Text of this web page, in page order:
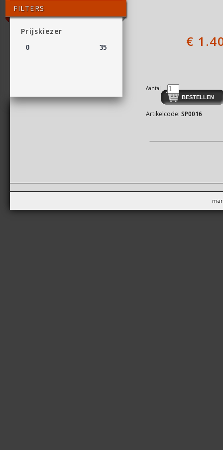
FILTERS
Prijskiezer
€
Aantal
Artikelcode:SP0016